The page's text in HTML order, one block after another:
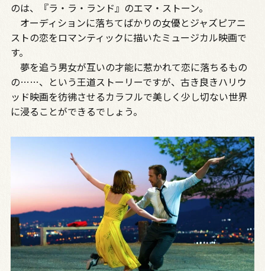
のは、『ラ・ラ・ランド』のエマ・ストーン。
オーディションに落ちてばかりの女優とジャズピアニ
ストの恋をロマンティックに描いたミュージカル映画で
す。
夢を追う男女が互いの才能に惹かれて恋に落ちるもの
の……、という王道ストーリーですが、古き良きハリウ
ッド映画を彷彿させるカラフルで美しく少し切ない世界
に浸ることができるでしょう。